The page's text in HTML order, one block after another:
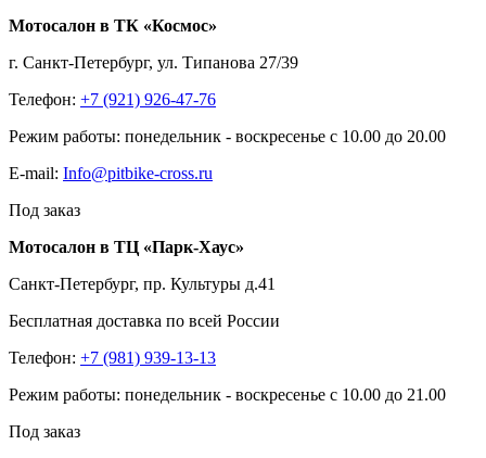
Мотосалон в ТК «Космос»
г. Санкт-Петербург, ул. Типанова 27/39
Телефон: +7 (921) 926-47-76
Режим работы: понедельник - воскресенье с 10.00 до 20.00
E-mail: Info@pitbike-cross.ru
Под заказ
Мотосалон в ТЦ «Парк-Хаус»
Санкт-Петербург, пр. Культуры д.41
Бесплатная доставка по всей России
Телефон: +7 (981) 939-13-13
Режим работы: понедельник - воскресенье с 10.00 до 21.00
Под заказ